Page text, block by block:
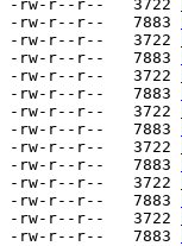
-rw-r--r--   3722
-rw-r--r--   7883
-rw-r--r--   3722
-rw-r--r--   7883
-rw-r--r--   3722
-rw-r--r--   7883
-rw-r--r--   3722
-rw-r--r--   7883
-rw-r--r--   3722
-rw-r--r--   7883
-rw-r--r--   3722
-rw-r--r--   7883
-rw-r--r--   3722
-rw-r--r--   7883